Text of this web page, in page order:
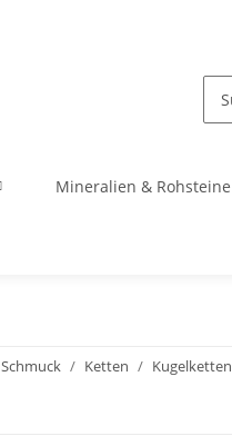
Mineralien & Rohsteine
Schmuck Ketten Kugelketten